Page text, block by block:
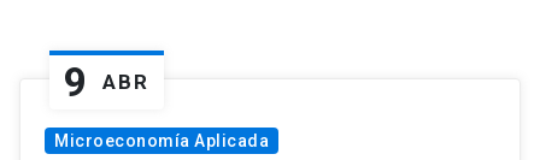
9 ABR
Microeconomía Aplicada